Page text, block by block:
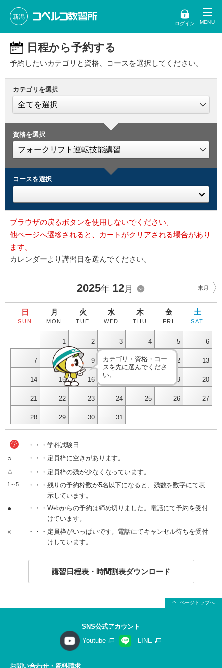
新潟
ログイン
日程から予約する
予約したいカテゴリと資格、コースを選択してください。
カテゴリを選択
資格を選択
コースを選択
ブラウザの戻るボタンを使用しないでください。
他ページへ遷移されると、カートがクリアされる場合があり
ます。
カレンダーより講習日を選んでください。
2025年 12月 来月
日
SUN
月
MON
火
TUE
水
WED
木
THU
金
FRI
土
SAT
1 2 3 4 5 6
7 8 9 10 11 12 13
14 15 16 19 20
21 22 23 24 25 26 27
28 29 30 31
カテゴリ・資格・コー
スを先に選んでくださ
い。
学 ・・・学科試験日
○ ・・・定員枠に空きがあります。
△ ・・・定員枠の残が少なくなっています。
1～5
・・・残りの予約枠数が5名以下になると、残数を数字にて表
示しています。
●
・・・Webからの予約は締め切りました。電話にて予約を受付
けています。
×
・・・定員枠がいっぱいです。電話にてキャンセル待ちを受付
けしています。
講習日程表・時間割表ダウンロード
ページトップへ
SNS公式アカウント
Youtube
LINE
お問い合わせ・資料請求